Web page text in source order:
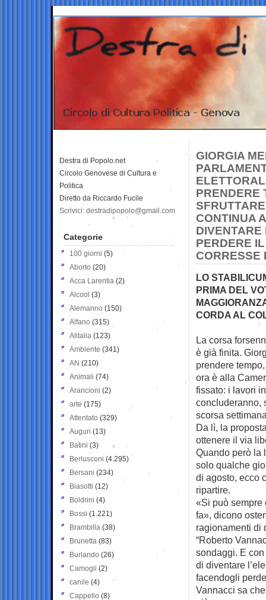
GIORGIA
PRENDERE
CONTINUA
DIVENTARE
PERDERE
CORRESSE
LO
PRIMA DEL
CORDA AL
La corsa
è già finita.
prendere
ora è alla
fissato: i lavori
concluderanno,
scorsa
Da lì, la
ottenere il via
Quando però la
solo qualche
di agosto, ecco
ripartire.
«Si può sempre
fa», dicono
ragionamenti di
“Roberto
sondaggi. E
di diventare
facendogli
Vannacci sa
Destra di Popolo.net
Circolo Genovese di Cultura e
Politica
Diretto da Riccardo Fucile
Scrivici: destradipopolo@gmail.com
Categorie
100 giorni (5)
Aborto (20)
Acca Larentia (2)
Alcool (3)
Alemanno (150)
Alfano (315)
Alitalia (123)
Ambiente (341)
AN (210)
Animali (74)
Arancioni (2)
arte (175)
Attentato (329)
Auguri (13)
Batini (3)
Berlusconi (4.295)
Bersani (234)
Biasotti (12)
Boldrini (4)
Bossi (1.221)
Brambilla (38)
Brunetta (83)
Burlando (26)
Camogli (2)
canile (4)
Cappello (8)